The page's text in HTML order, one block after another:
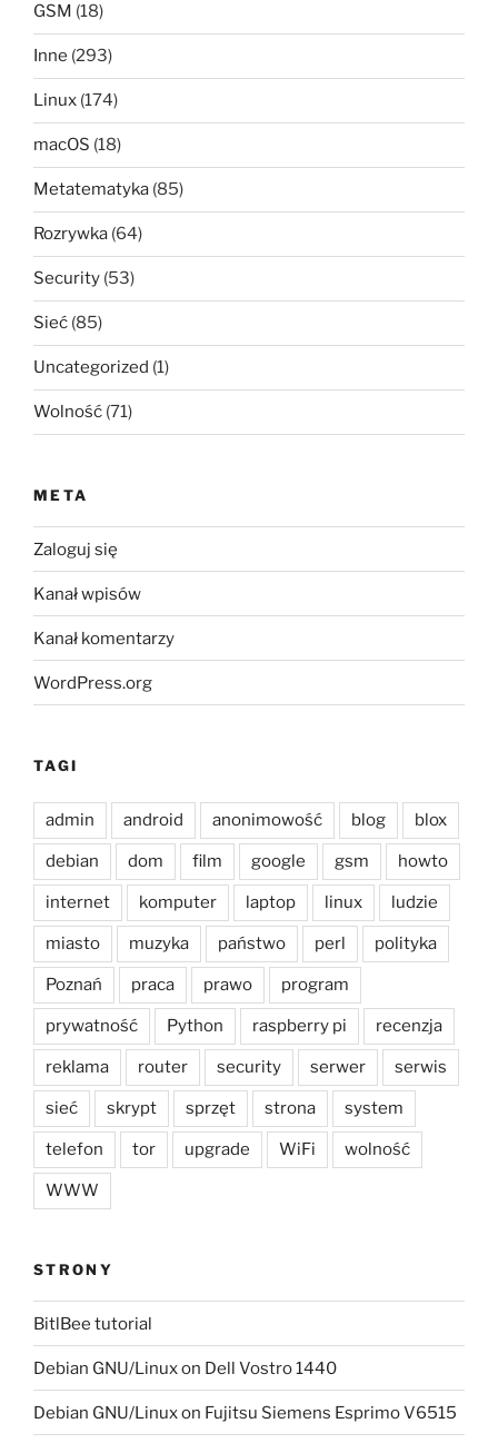
GSM (18)
Inne (293)
Linux (174)
macOS (18)
Metatematyka (85)
Rozrywka (64)
Security (53)
Sieć (85)
Uncategorized (1)
Wolność (71)
META
Zaloguj się
Kanał wpisów
Kanał komentarzy
WordPress.org
TAGI
admin android anonimowość blog blox
debian dom film google gsm howto
internet komputer laptop linux ludzie
miasto muzyka państwo perl polityka
Poznań praca prawo program
prywatność Python raspberry pi recenzja
reklama router security serwer serwis
sieć skrypt sprzęt strona system
telefon tor upgrade WiFi wolność
WWW
STRONY
BitlBee tutorial
Debian GNU/Linux on Dell Vostro 1440
Debian GNU/Linux on Fujitsu Siemens Esprimo V6515